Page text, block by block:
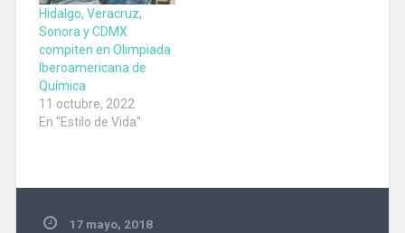
Hidalgo, Veracruz,
Sonora y CDMX
compiten en Olimpiada
Iberoamericana de
Química
11 octubre, 2022
En "Estilo de Vida"
17 mayo, 2018